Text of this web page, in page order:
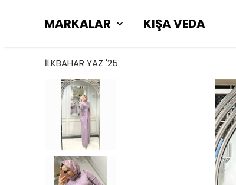
MARKALAR KIŞA VEDA
İLKBAHAR YAZ '25